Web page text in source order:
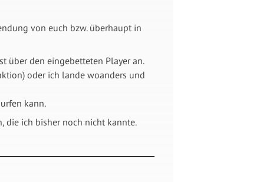
von euch bzw. überhaupt in
über den eingebetteten Player an.
oder ich lande woanders und
kann.
die ich bisher noch nicht kannte.